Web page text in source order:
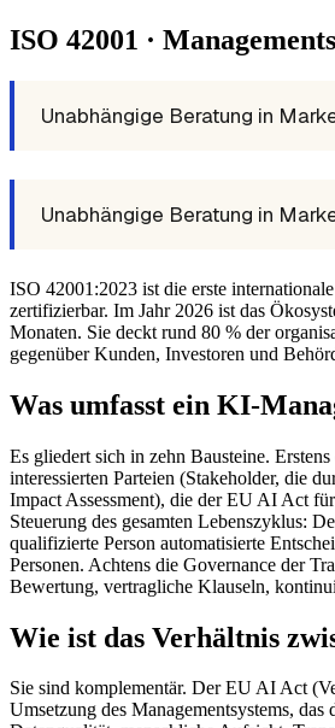
ISO 42001 ·
Unabhängige Beratung in
Unabhängige Beratung in
ISO 42001:2023 ist die erste
zertifizierbar. Im Jahr 2026 ist das
Monaten. Sie deckt rund 80 % der
gegenüber Kunden, Investoren und
Was umfasst ein KI-
Es gliedert sich in zehn Bausteine.
interessierten Parteien (Stakeholder, die
Impact Assessment), die der EU AI Act
Steuerung des gesamten Lebenszyklus:
qualifizierte Person automatisierte
Personen. Achtens die Governance der
Bewertung, vertragliche Klauseln,
Wie ist das Verhältnis
Sie sind komplementär. Der EU AI Act
Umsetzung des Managementsystems,